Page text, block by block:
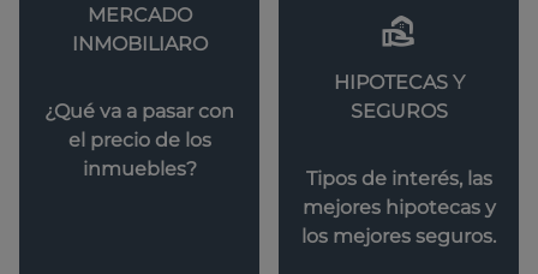
MERCADO
INMOBILIARO
¿Qué va a pasar con
el precio de los
inmuebles?
HIPOTECAS Y
SEGUROS
Tipos de interés, las
mejores hipotecas y
los mejores seguros.